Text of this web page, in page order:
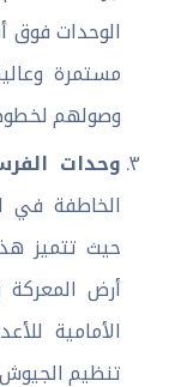
الوحدات فوق
مستمرة
وصولهم
وحدات
الخاطفة في
حيث تتميز
أرض
الأمامية
تنظيم الجيوش